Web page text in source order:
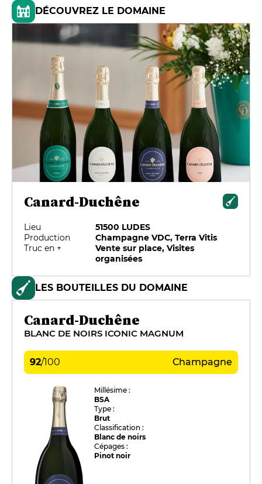
DÉCOUVREZ LE DOMAINE
Canard-Duchêne
Lieu
51500 LUDES
Production
Champagne VDC, Terra Vitis
Truc en +
Vente sur place, Visites
organisées
LES BOUTEILLES DU DOMAINE
Canard-Duchêne
BLANC DE NOIRS ICONIC MAGNUM
92/100 Champagne
Millésime :
BSA
Type :
Brut
Classification :
Blanc de noirs
Cépages :
Pinot noir